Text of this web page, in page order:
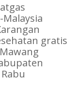
gratis